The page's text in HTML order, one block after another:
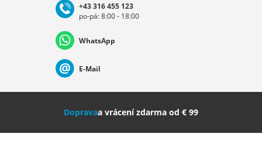
Deutschland Österreich
Nederland Italia (Italiano) Italien (Deutsch)
+43 316 455 123
po-pá: 8:00 - 18:00
WhatsApp
E-Mail
Dopravaa vrácení zdarma od € 99